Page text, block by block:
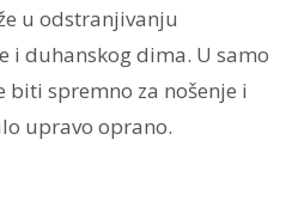
u odstranjivanju
i duhanskog dima. U samo
spremno za nošenje i
upravo oprano.